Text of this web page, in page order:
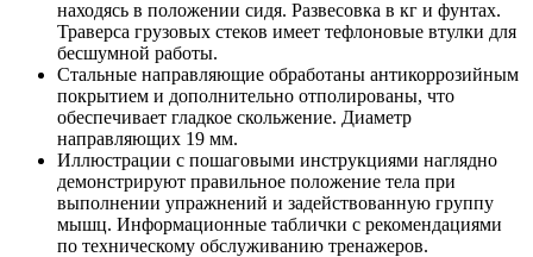
находясь в положении сидя. Развесовка в кг и фунтах.
Траверса грузовых стеков имеет тефлоновые втулки для
бесшумной работы.
Стальные направляющие обработаны антикоррозийным
покрытием и дополнительно отполированы, что
обеспечивает гладкое скольжение. Диаметр
направляющих 19 мм.
Иллюстрации с пошаговыми инструкциями наглядно
демонстрируют правильное положение тела при
выполнении упражнений и задействованную группу
мышц. Информационные таблички с рекомендациями
по техническому обслуживанию тренажеров.